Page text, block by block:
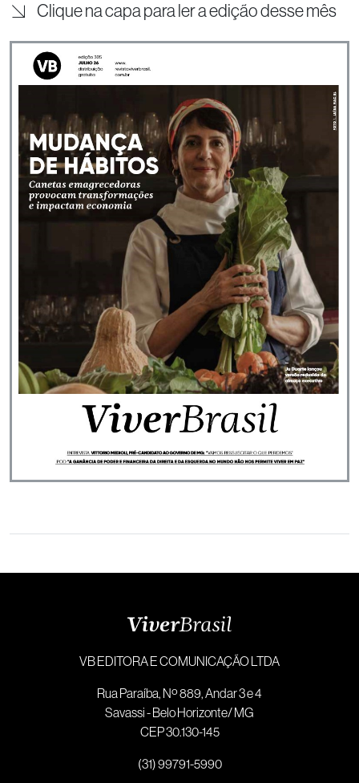
Clique na capa para ler a edição desse mês
VB EDITORA E COMUNICAÇÃO LTDA
Rua Paraíba, Nº 889, Andar 3 e 4
Savassi - Belo Horizonte/ MG
CEP 30.130-145
(31) 99791-5990